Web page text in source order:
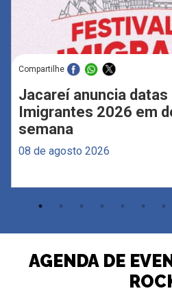
Compartilhe
Jacareí anuncia
Imigrantes 2026 em
semana
08 de agosto 2026
AGENDA DE